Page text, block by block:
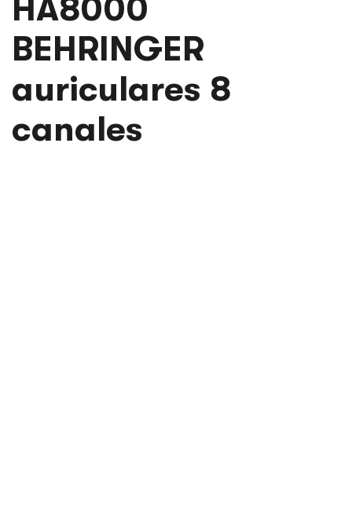
HA8000
BEHRINGER
auriculares 8
canales